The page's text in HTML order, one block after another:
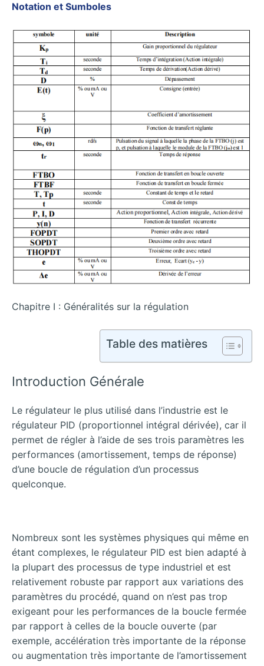
Notation et Sumboles
Chapitre I : Généralités sur la régulation
Table des matières
Introduction Générale
Le régulateur le plus utilisé dans l’industrie est le
régulateur PID (proportionnel intégral dérivée), car il
permet de régler à l’aide de ses trois paramètres les
performances (amortissement, temps de réponse)
d’une boucle de régulation d’un processus
quelconque.
Nombreux sont les systèmes physiques qui même en
étant complexes, le régulateur PID est bien adapté à
la plupart des processus de type industriel et est
relativement robuste par rapport aux variations des
paramètres du procédé, quand on n’est pas trop
exigeant pour les performances de la boucle fermée
par rapport à celles de la boucle ouverte (par
exemple, accélération très importante de la réponse
ou augmentation très importante de l’amortissement